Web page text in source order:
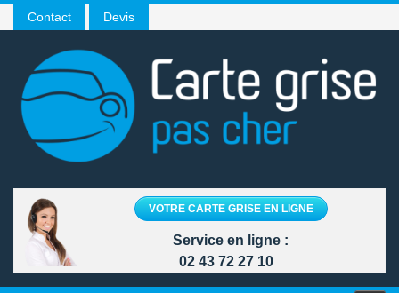
Contact Devis
VOTRE CARTE GRISE EN LIGNE
Service en ligne :
02 43 72 27 10